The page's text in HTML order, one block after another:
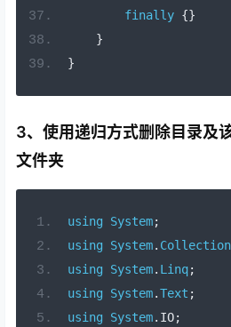
finally {}
}
}
3、使用递归方式删除目录及
文件夹
using System;
using
System.
using
System. Linq;
using
System.Text ;
using
System. IO;